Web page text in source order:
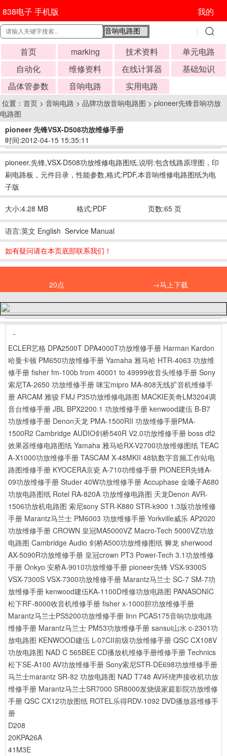
838电子 手机版 我的
首页 marking 技术资料
单元电路
自动化
维修资料 在线计算器
基础知识
晶体管参数
音响电路 实用电路
位置： 首页 > 音响电路 > 品牌功放音响电路图 > pioneer先锋音响功放
电路图
pioneer 先锋VSX-D508功放维修手册
时间:2012-04-15 15:35:11
pioneer,先锋,VSX-D508功放维修电路图纸,说明:包含线路原理图，印
刷电路板，元件目录，性能参数,格式:PDF,本音响维修电路图纸为电
子版
大小:4.28 MB 格式:PDF 页数:65 页
语言:英文 English Service Manual
如有疑问请在本页底部联系我们！
20点 →马上下载
-
ECLER艺格 DPA2500T DPA4000T功放维修手册 Harman Kardon
哈曼卡顿 PM650功放维修手册 Yamaha 雅马哈 HTR-4063 功放维
修手册 fisher fm-100b from 40001 to 49999收音头维修手册 Sony
索尼TA-2650 功放维修手册 咪宝mipro MA-808无线扩音机维修手
册 ARCAM 雅骏 FMJ P35功放维修电路图 MACKIE美奇LM3204调
音台维修手册 JBL BPX2200.1 功放维修手册 kenwood建伍 B-B7
功放维修手册 Denon天龙 PMA-1500RII 功放维修手册PMA-
1500R2 Cambridge AUDIO剑桥540R V2.0功放维修手册 boss df2
效果器维修电路图纸 Yamaha 雅马哈RX-V2700功放维修图纸 TEAC
A-X1000功放维修手册 TASCAM X-48MKII 48轨数字音频工作站电
路图维修手册 KYOCERA京瓷 A-710功维修手册 PIONEER先锋A-
09功放维修手册 Studer 40W功放维修手册 Accuphase 金嗓子A680
功放电路图纸 Rotel RA-820A 功放维修电路图 天龙Denon AVR-
1506功放机电路图 索尼sony STR-K880 STR-k900 1.3版功放维修
手册 Marantz马兰士 PM6003 功放维修手册 Yorkville威乐 AP2020
功放维修手册 CROWN 皇冠MA5000VZ Macro-Tech 5000VZ功放
电路图 Cambridge Audio 剑桥A500功放维修图纸 狮龙 sherwood
AX-5090R功放维修手册 皇冠crown PT3 Power-Tech 3.1功放维修
手册 Onkyo 安桥A-9010功放维修手册 pioneer先锋 VSX-9300S
VSX-7300S VSX-7300功放维修手册 Marantz马兰士 SC-7 SM-7功
放维修手册 kenwood建伍KA-1100D维修功放电路图 PANASONIC
松下RF-8000收音机维修手册 fisher x-1000胆功放维修手册
Marantz马兰士PS5200功放维修手册 linn PCAS175音响功放电路
维修手册 Marantz马兰士 PM53功放维修手册 sansui山水 c-2301功
放电路图 KENWOOD建伍 L-07CII前级功放维修手册 QSC CX108V
功放电路图 NAD C 565BEE CD播放机维修手册维修手册 Technics
松下SE-A100 AV功放维修手册 Sony索尼STR-DE698功放维修手册
马兰士marantz SR-82 功放电路图 NAD T748 AV环绕声接收机功放
维修手册 Marantz马兰士SR7000 SR8000发烧级家庭影院功放维修
手册 QSC CX12功放图纸 ROTEL乐得RDV-1092 DVD播放器维修手
册
D208
20KPA26A
41M3E